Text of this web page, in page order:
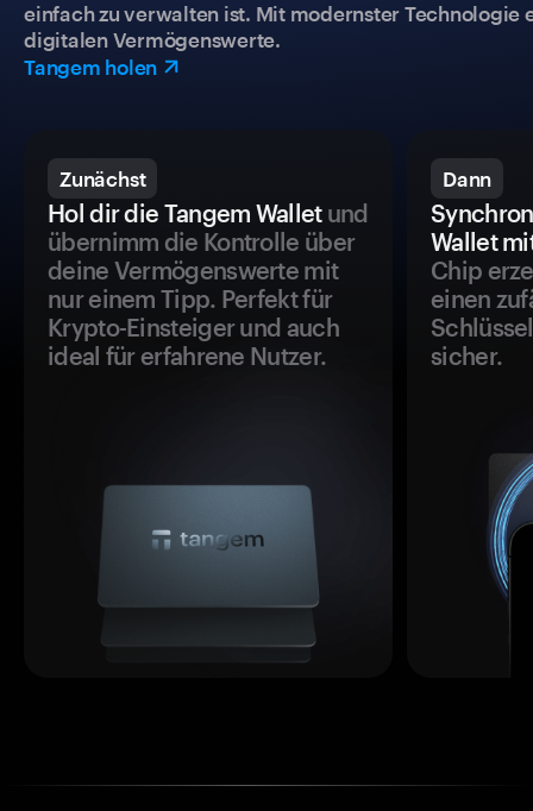
einfach zu verwalten ist. Mit modernster
digitalen Vermögenswerte.
Tangem holen
Zunächst
Hol dir die Tangem Walletund
übernimm die Kontrolle über
deine Vermögenswerte mit
nur einem Tipp. Perfekt für
Krypto-Einsteiger und auch
ideal für erfahrene Nutzer.
Dann
Wallet
Chip
einen
sicher.